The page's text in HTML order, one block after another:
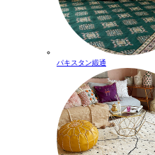
パキスタン緞通